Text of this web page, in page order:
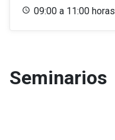
09:00 a 11:00 horas
Seminarios